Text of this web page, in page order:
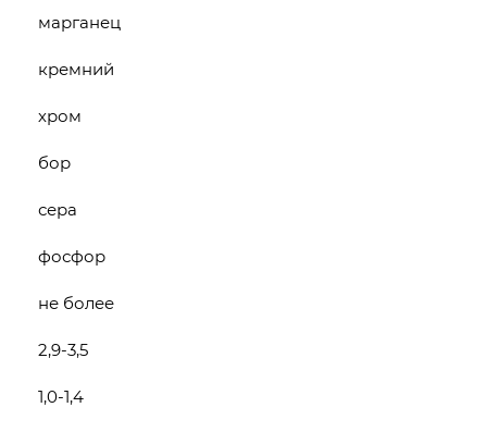
марганец
кремний
хром
бор
сера
фосфор
не более
2,9-3,5
1,0-1,4